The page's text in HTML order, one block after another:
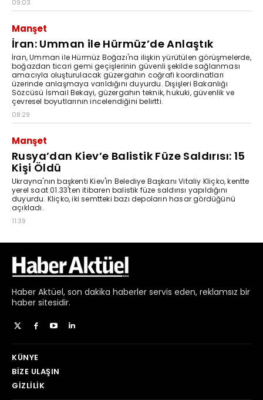
Haber Aktüel, son dakika haberler servis eden, reklamsız bir
haber sitesidir.
KÜNYE
BIZE ULAŞIN
GIZLILIK